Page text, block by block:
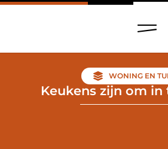
WONING EN
Keukens zijn om in